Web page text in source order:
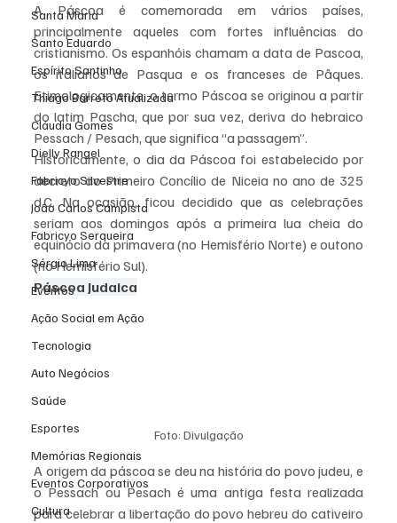
Santa Maria
Santo Eduardo
Espírito Santinho
Thiago Barreto Atualizada
Cláudia Gomes
Dielly Rangel
Fabricyo Silvestre
João Carlos Campista
Fabricyo Serqueira
Sérgio Lima
Eventos
Ação Social em Ação
Tecnologia
Auto Negócios
Saúde
Esportes
Memórias Regionais
Eventos Corporativos
Cultura
A Páscoa é comemorada em vários países,
principalmente aqueles com fortes influências do
cristianismo. Os espanhóis chamam a data de Pascoa,
os italianos de Pasqua e os franceses de Pâques.
Etimologicamente, o termo Páscoa se originou a partir
do latim Pascha, que por sua vez, deriva do hebraico
Pessach / Pesach, que significa “a passagem”.
Historicamente, o dia da Páscoa foi estabelecido por
decreto do Primeiro Concílio de Niceia no ano de 325
d.C. Na ocasião, ficou decidido que as celebrações
seriam aos domingos após a primeira lua cheia do
equinócio da primavera (no Hemisfério Norte) e outono
(no Hemisfério Sul).
Páscoa Judaica
Foto: Divulgação
A origem da páscoa se deu na história do povo judeu, e
o Pessach ou Pesach é uma antiga festa realizada
para celebrar a libertação do povo hebreu do cativeiro